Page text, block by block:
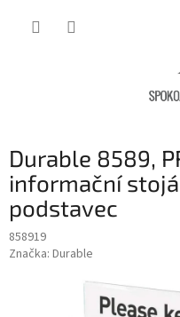
Durable 8589,
informační
podstavec
858919
Značka: Durable